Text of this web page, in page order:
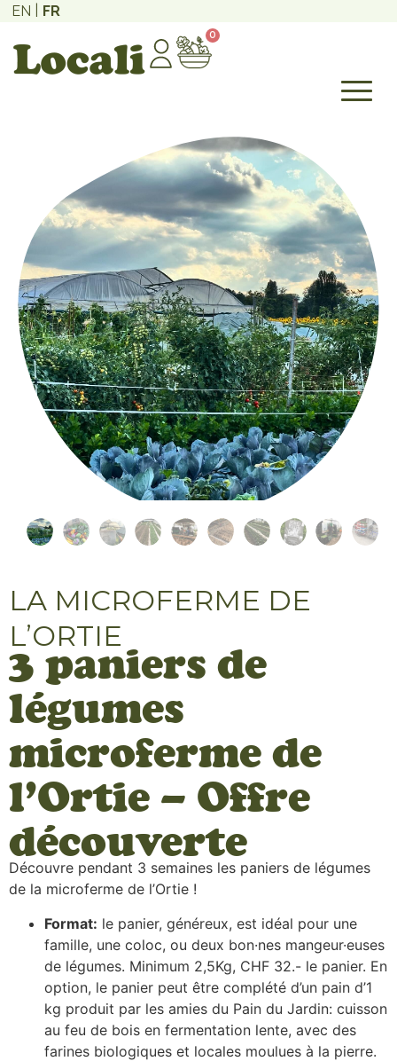
EN FR
0
LA MICROFERME DE
L’ORTIE
3 paniers de
légumes
microferme de
l’Ortie – Offre
découverte
Découvre pendant 3 semaines les paniers de légumes
de la microferme de l’Ortie !
Format: le panier, généreux, est idéal pour une
famille, une coloc, ou deux bon·nes mangeur·euses
de légumes. Minimum 2,5Kg, CHF 32.- le panier. En
option, le panier peut être complété d’un pain d’1
kg produit par les amies du Pain du Jardin: cuisson
au feu de bois en fermentation lente, avec des
farines biologiques et locales moulues à la pierre.